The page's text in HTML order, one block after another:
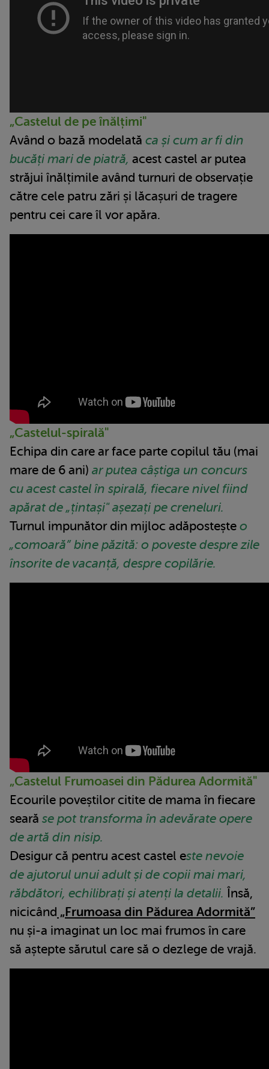
„Castelul de pe înălțimi"
Având o bază modelată ca și cum ar fi din
bucăți mari de piatră, acest castel ar putea
străjui înălțimile având turnuri de observație
către cele patru zări și lăcașuri de tragere
pentru cei care îl vor apăra.
„Castelul-spirală"
Echipa din care ar face parte copilul tău (mai
mare de 6 ani) ar putea câștiga un concurs
cu acest castel în spirală, fiecare nivel fiind
apărat de „țintași" așezați pe creneluri.
Turnul impunător din mijloc adăpostește o
„comoară” bine păzită: o poveste despre zile
însorite de vacanță, despre copilărie.
„Castelul Frumoasei din Pădurea Adormită"
Ecourile poveștilor citite de mama în fiecare
seară se pot transforma în adevărate opere
de artă din nisip.
Desigur că pentru acest castel este nevoie
de ajutorul unui adult și de copii mai mari,
răbdători, echilibrați și atenți la detalii. Însă,
nicicând „Frumoasa din Pădurea Adormită”
nu și-a imaginat un loc mai frumos în care
să aștepte sărutul care să o dezlege de vrajă.